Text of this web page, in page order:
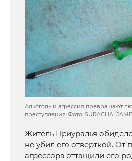
Алкоголь и агрессия превращают
преступления. Фото: SURACHAI
Житель Приуралья
не убил его отверткой. От
агрессора оттащили его